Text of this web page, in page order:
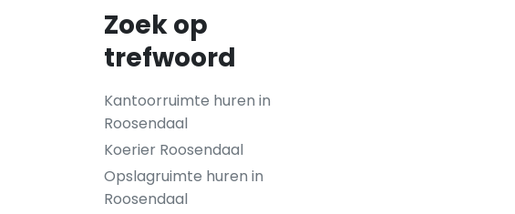
Zoek op
trefwoord
Kantoorruimte huren in
Roosendaal
Koerier Roosendaal
Opslagruimte huren in
Roosendaal